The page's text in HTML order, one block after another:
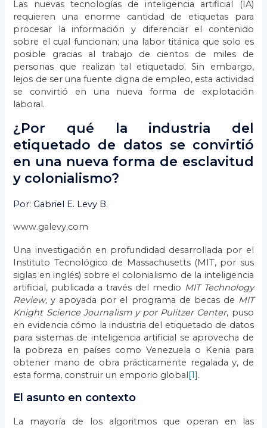
Las nuevas tecnologías de inteligencia artificial (IA)
requieren una enorme cantidad de etiquetas para
procesar la información y diferenciar el contenido
sobre el cual funcionan; una labor titánica que solo es
posible gracias al trabajo de cientos de miles de
personas que realizan tal etiquetado. Sin embargo,
lejos de ser una fuente digna de empleo, esta actividad
se convirtió en una nueva forma de explotación
laboral.
¿Por qué la industria del
etiquetado de datos se convirtió
en una nueva forma de esclavitud
y colonialismo?
Por: Gabriel E. Levy B.
www.galevy.com
Una investigación en profundidad desarrollada por el
Instituto Tecnológico de Massachusetts (MIT, por sus
siglas en inglés) sobre el colonialismo de la inteligencia
artificial, publicada a través del medio MIT Technology
Review, y apoyada por el programa de becas de MIT
Knight Science Journalism y por Pulitzer Center, puso
en evidencia cómo la industria del etiquetado de datos
para sistemas de inteligencia artificial se aprovecha de
la pobreza en países como Venezuela o Kenia para
obtener mano de obra prácticamente regalada y, de
esta forma, construir un emporio global[1].
El asunto en contexto
La mayoría de los algoritmos que operan en las